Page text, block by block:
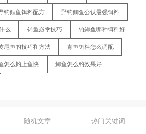
钓鲤鱼饵料配方 野钓鲫鱼公认最强饵料
么 钓鱼必学技巧 钓鲫鱼哪种饵料好
尾鱼的技巧和方法 青鱼饵料怎么调配
怎么钓上鱼快 鲫鱼怎么钓效果好
随机文章 热门关键词